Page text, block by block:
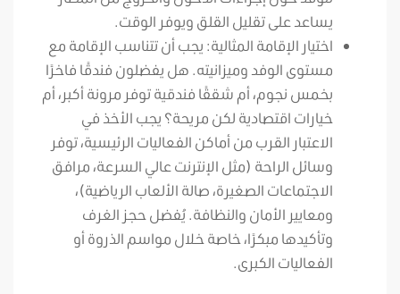
يساعد على تقليل القلق ويوفر الوقت.
اختيار الإقامة المثالية: يجب أن تتناسب الإقامة مع
مستوى الوفد وميزانيته. هل يفضلون فندقًا فاخرًا
بخمس نجوم، أم شققًا فندقية توفر مرونة أكبر، أم
خيارات اقتصادية لكن مريحة؟ يجب الأخذ في
الاعتبار القرب من أماكن الفعاليات الرئيسية، توفر
وسائل الراحة (مثل الإنترنت عالي السرعة، مرافق
الاجتماعات الصغيرة، صالة الألعاب الرياضية)،
ومعايير الأمان والنظافة. يُفضل حجز الغرف
وتأكيدها مبكرًا، خاصة خلال مواسم الذروة أو
الفعاليات الكبرى.